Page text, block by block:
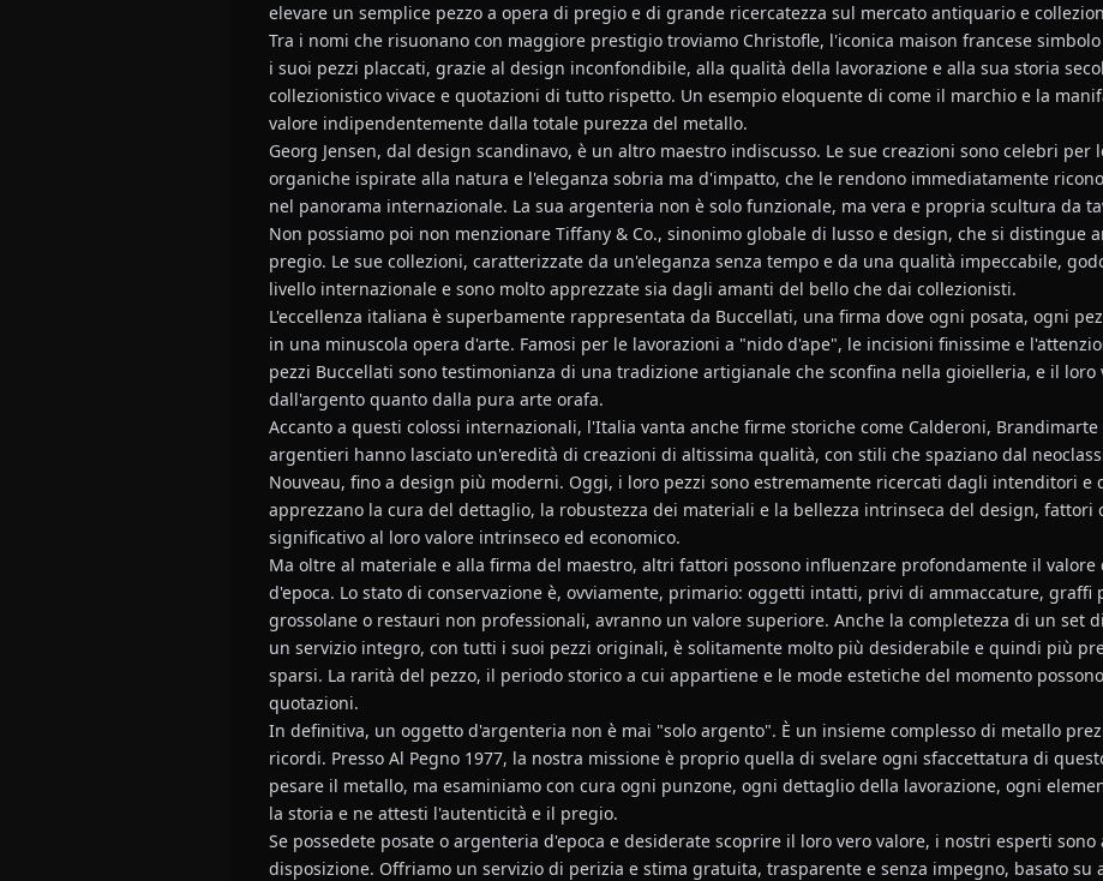
elevare un semplice pezzo a opera di pregio e di grande ricercatezza sul mercato antiquario e
Tra i nomi che risuonano con maggiore prestigio troviamo Christofle, l'iconica maison francese
i suoi pezzi placcati, grazie al design inconfondibile, alla qualità della lavorazione e alla sua storia
collezionistico vivace e quotazioni di tutto rispetto. Un esempio eloquente di come il marchio e la
valore indipendentemente dalla totale purezza del metallo.
Georg Jensen, dal design scandinavo, è un altro maestro indiscusso. Le sue creazioni sono celebri per
organiche ispirate alla natura e l'eleganza sobria ma d'impatto, che le rendono immediatamente
nel panorama internazionale. La sua argenteria non è solo funzionale, ma vera e propria scultura da
Non possiamo poi non menzionare Tiffany & Co., sinonimo globale di lusso e design, che si distingue
pregio. Le sue collezioni, caratterizzate da un'eleganza senza tempo e da una qualità impeccabile,
livello internazionale e sono molto apprezzate sia dagli amanti del bello che dai collezionisti.
L'eccellenza italiana è superbamente rappresentata da Buccellati, una firma dove ogni posata, ogni
in una minuscola opera d'arte. Famosi per le lavorazioni a "nido d'ape", le incisioni finissime e
pezzi Buccellati sono testimonianza di una tradizione artigianale che sconfina nella gioielleria, e il
dall'argento quanto dalla pura arte orafa.
Accanto a questi colossi internazionali, l'Italia vanta anche firme storiche come Calderoni,
argentieri hanno lasciato un'eredità di creazioni di altissima qualità, con stili che spaziano dal
Nouveau, fino a design più moderni. Oggi, i loro pezzi sono estremamente ricercati dagli intenditori e
apprezzano la cura del dettaglio, la robustezza dei materiali e la bellezza intrinseca del design, fattori
significativo al loro valore intrinseco ed economico.
Ma oltre al materiale e alla firma del maestro, altri fattori possono influenzare profondamente il valore
d'epoca. Lo stato di conservazione è, ovviamente, primario: oggetti intatti, privi di ammaccature, graffi
grossolane o restauri non professionali, avranno un valore superiore. Anche la completezza di un set
un servizio integro, con tutti i suoi pezzi originali, è solitamente molto più desiderabile e quindi più
sparsi. La rarità del pezzo, il periodo storico a cui appartiene e le mode estetiche del momento
quotazioni.
In definitiva, un oggetto d'argenteria non è mai "solo argento". È un insieme complesso di metallo
ricordi. Presso Al Pegno 1977, la nostra missione è proprio quella di svelare ogni sfaccettatura di
pesare il metallo, ma esaminiamo con cura ogni punzone, ogni dettaglio della lavorazione, ogni
la storia e ne attesti l'autenticità e il pregio.
Se possedete posate o argenteria d'epoca e desiderate scoprire il loro vero valore, i nostri esperti sono
disposizione. Offriamo un servizio di perizia e stima gratuita, trasparente e senza impegno, basato su